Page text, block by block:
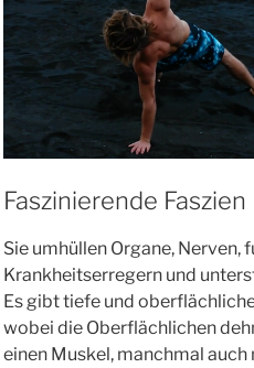
Faszinierende Faszien
Sie umhüllen Organe,
Krankheitserregern und
Es gibt tiefe und
wobei die Oberflächlichen
einen Muskel, manchmal